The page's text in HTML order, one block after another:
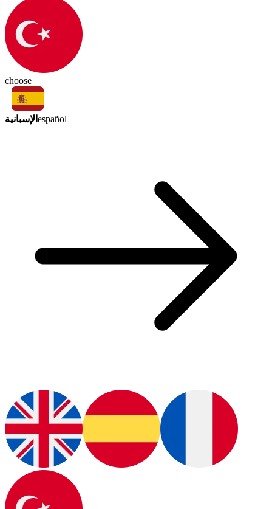
choose
الإسبانية español